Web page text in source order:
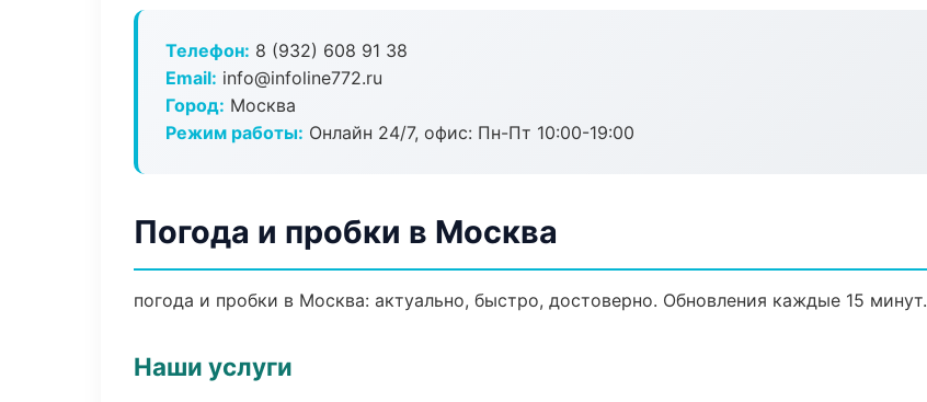
Телефон: 8 (932) 608 91 38
Email: info@infoline772.ru
Город: Москва
Режим работы: Онлайн 24/7, офис: Пн-Пт 10:00-19:00
Погода и пробки в Москва
погода и пробки в Москва: актуально, быстро, достоверно. Обновления каждые 15 минут.
Наши услуги